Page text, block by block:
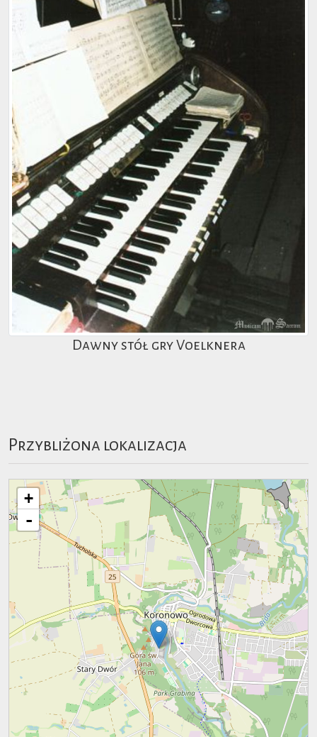
Dawny stół gry Voelknera
Przybliżona lokalizacja
+
-